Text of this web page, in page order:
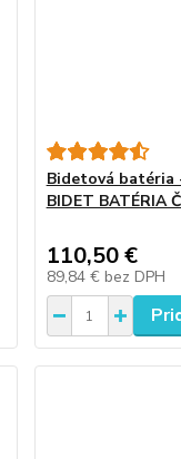
Bidetová batéria
BIDET BATÉRIA
110,50 €
89,84 € bez DPH